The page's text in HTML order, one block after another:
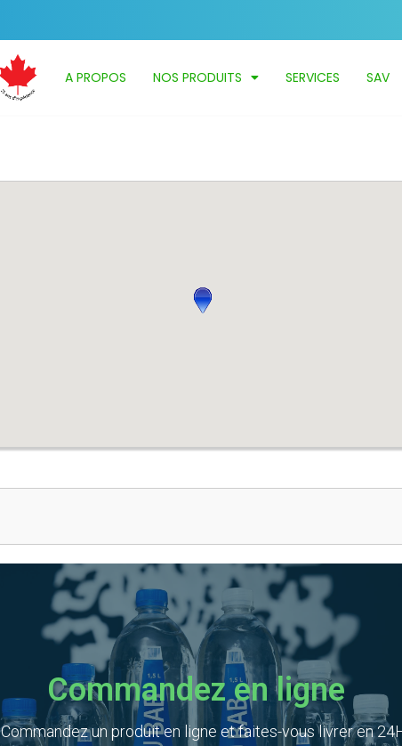
A PROPOS NOS PRODUITS SERVICES SAV
Commandez en ligne
Commandez un produit en ligne et faites-vous livrer en